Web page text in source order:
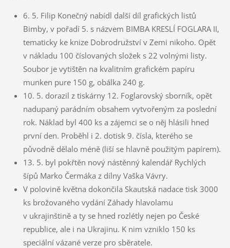
6. 5. Filip Konečný nabídl další díl grafických listů
Bimby, v pořadí 5. s názvem BIMBA KRESLÍ FOGLARA II,
tematicky ke knize Dobrodružství v Zemi nikoho. Opět
v nákladu 100 číslovaných složek s 22 volnými listy.
Soubor je vytištěn na kvalitním grafickém papíru
munken pure 150 g, obálka 240 g.
10. 5. dorazil z tiskárny 12. Foglarovský sborník, opět
nadupaný parádním obsahem vytvořeným za poslední
rok. Náklad byl 400 ks a zájemci se o něj hlásili hned
první den. Proběhl i 2. dotisk 9. čísla, kterého se
původně dělalo méně (liší se hlavně použitým papírem).
13. 5. byl pokřtěn nový nástěnný kalendář Rychlých
šípů Marko Čermáka z dílny Vaška Vávry.
V polovině května dokončila Skautská nadace tisk 3000
ks brožovaného vydání Záhady hlavolamu
v ukrajinštině a ty se hned rozlétly nejen po České
republice, ale i na Ukrajinu. K nim vzniklo 150 ks
speciální vázané verze pro sběratele.